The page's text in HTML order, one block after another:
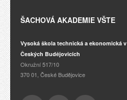
ŠACHOVÁ AKADEMIE VŠTE
Vysoká škola technická a ekonomická v
Českých Budějovicích
Okružní 517/10
370 01, České Budějovice